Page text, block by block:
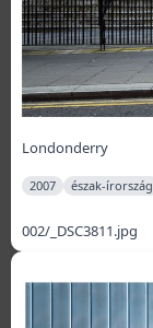
Londonderry
2007 észak-írország
002/_DSC3811.jpg